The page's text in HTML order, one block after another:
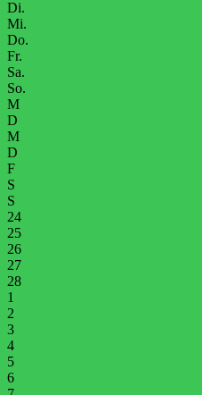
Di.
Mi.
Do.
Fr.
Sa.
So.
M
D
M
D
F
S
S
24
25
26
27
28
1
2
3
4
5
6